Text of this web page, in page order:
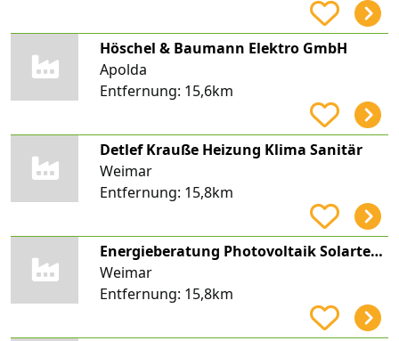
Höschel & Baumann Elektro GmbH
Apolda
Entfernung: 15,6km
Detlef Krauße Heizung Klima Sanitär
Weimar
Entfernung: 15,8km
Energieberatung Photovoltaik Solartechnik
Weimar
Entfernung: 15,8km